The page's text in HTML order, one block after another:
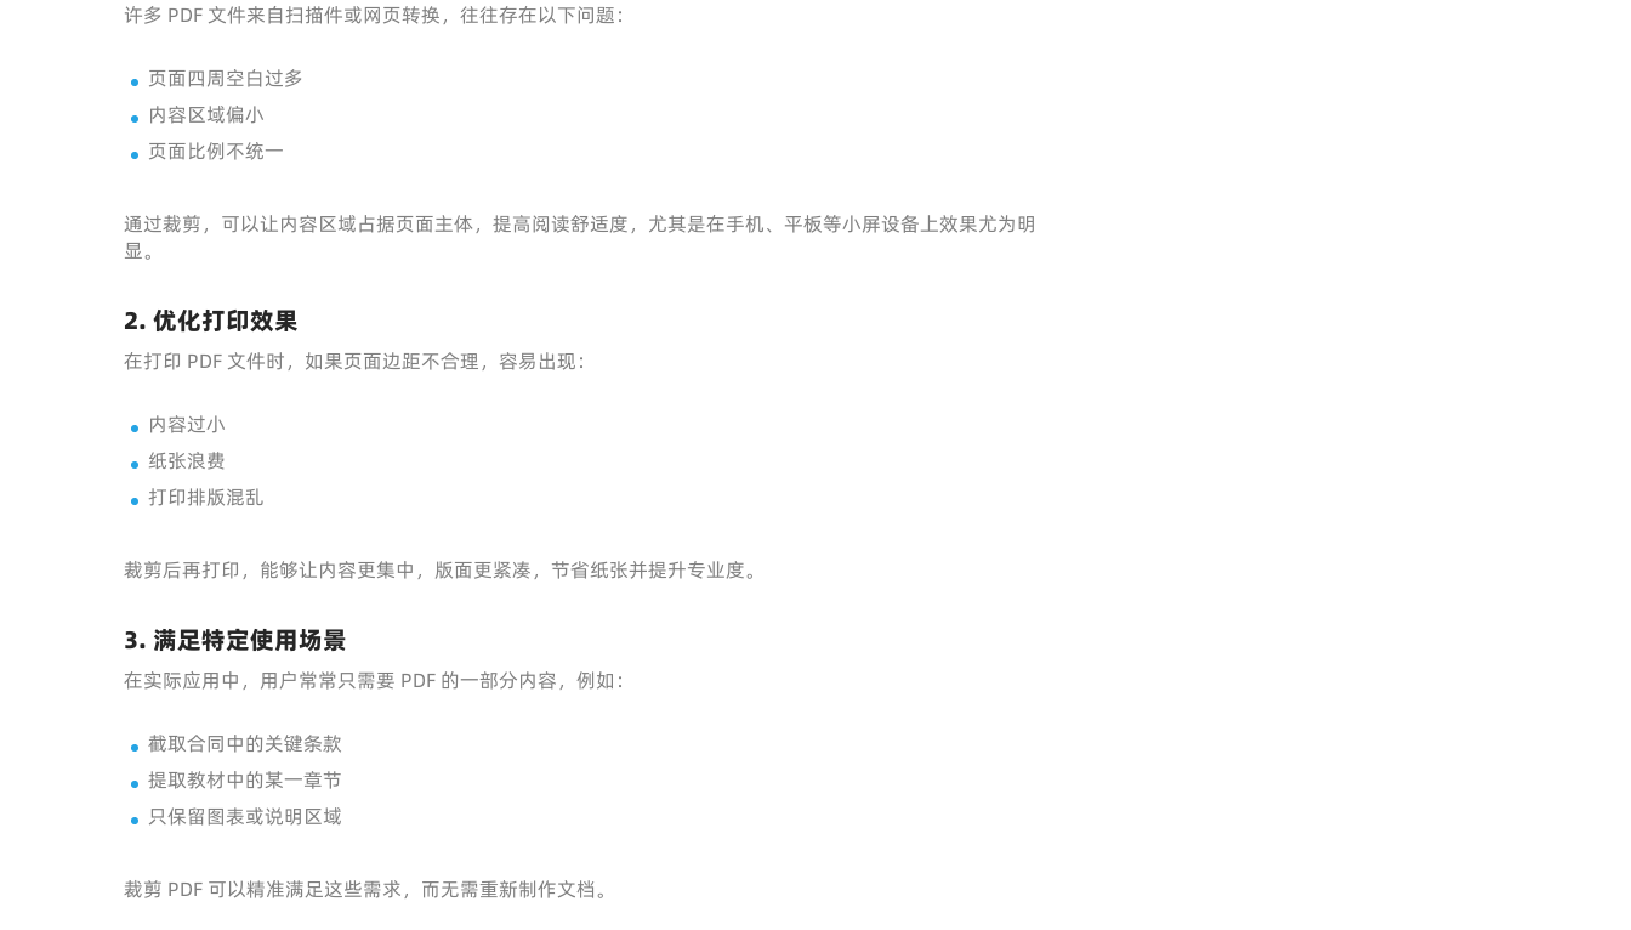
许多 PDF 文件来自扫描件或网页转换，往往存在以下问题：
页面四周空白过多
内容区域偏小
页面比例不统一
通过裁剪，可以让内容区域占据页面主体，提高阅读舒适度，尤其是在手机、平板等小屏设备上效果尤为明
显。
2. 优化打印效果
在打印 PDF 文件时，如果页面边距不合理，容易出现：
内容过小
纸张浪费
打印排版混乱
裁剪后再打印，能够让内容更集中，版面更紧凑，节省纸张并提升专业度。
3. 满足特定使用场景
在实际应用中，用户常常只需要 PDF 的一部分内容，例如：
截取合同中的关键条款
提取教材中的某一章节
只保留图表或说明区域
裁剪 PDF 可以精准满足这些需求，而无需重新制作文档。